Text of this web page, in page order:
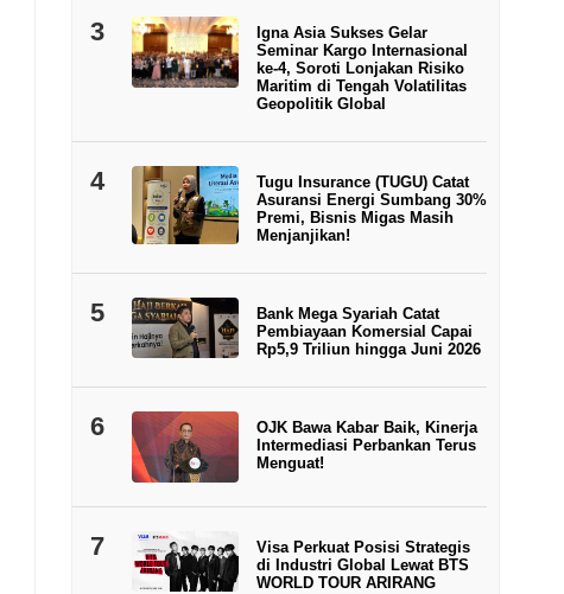
3
Igna Asia Sukses Gelar
Seminar Kargo Internasional
ke-4, Soroti Lonjakan Risiko
Maritim di Tengah Volatilitas
Geopolitik Global
4
Tugu Insurance (TUGU) Catat
Asuransi Energi Sumbang 30%
Premi, Bisnis Migas Masih
Menjanjikan!
5
Bank Mega Syariah Catat
Pembiayaan Komersial Capai
Rp5,9 Triliun hingga Juni 2026
6
OJK Bawa Kabar Baik, Kinerja
Intermediasi Perbankan Terus
Menguat!
7
Visa Perkuat Posisi Strategis
di Industri Global Lewat BTS
WORLD TOUR ARIRANG